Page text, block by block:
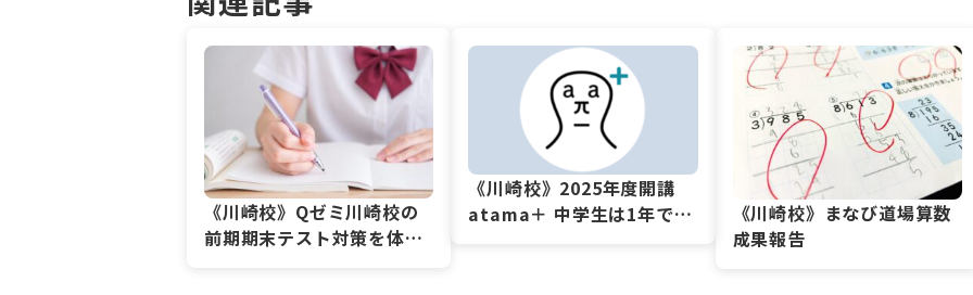
《川崎校》Qゼミ川崎校の
前期期末テスト対策を体験
《川崎校》2025年度開講
atama＋ 中学生は1年で
《川崎校》まなび道場算数
成果報告